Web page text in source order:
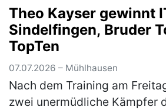
von Bundesliga-Aufsteiger…
Theo Kayser gewinnt
Sindelfingen, Bruder
TopTen
07.07.2026 – Mühlhausen
Nach dem Training am
zwei unermüdliche Kämpfer